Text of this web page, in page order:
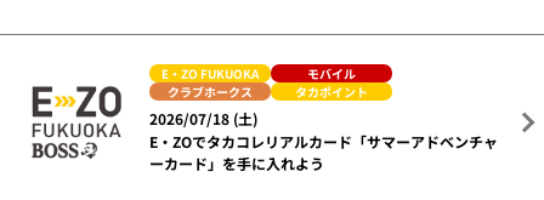
E・ZO FUKUOKA
モバイル
クラブホークス
タカポイント
2026/07/18 (土)
E・ZOでタカコレリアルカード「サマーアドベンチャ
ーカード」を手に入れよう